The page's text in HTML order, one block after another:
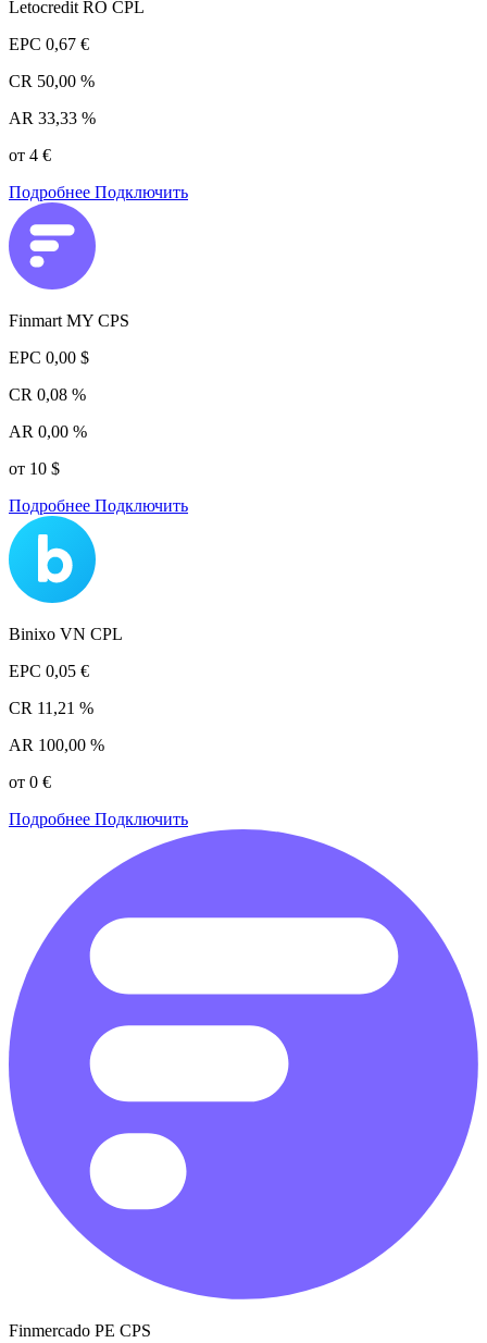
Letocredit RO CPL
EPC 0,67 €
CR 50,00 %
AR 33,33 %
от 4 €
Подробнее Подключить
Finmart MY CPS
EPC 0,00 $
CR 0,08 %
AR 0,00 %
от 10 $
Подробнее Подключить
Binixo VN CPL
EPC 0,05 €
CR 11,21 %
AR 100,00 %
от 0 €
Подробнее Подключить
Finmercado PE CPS